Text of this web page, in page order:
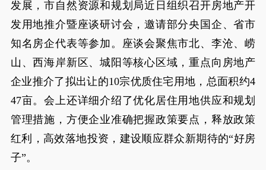
发展，市自然资源和规划局近日组织召开房地产开
发用地推介暨座谈研讨会，邀请部分央国企、省市
知名房企代表等参加。座谈会聚焦市北、李沧、崂
山、西海岸新区、城阳等核心区域，重点向房地产
企业推介了拟出让的10宗优质住宅用地，总面积约4
47亩。会上还详细介绍了优化居住用地供应和规划
管理措施，方便企业准确把握政策要点，释放政策
红利，高效落地投资，建设顺应群众新期待的“好房
子”。